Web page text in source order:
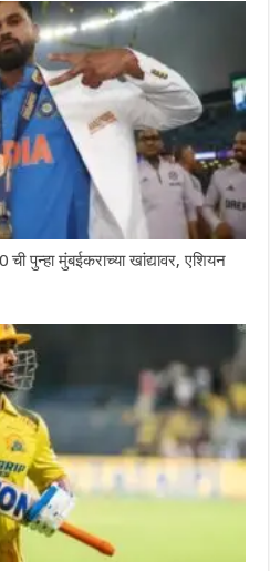
पुन्हा मुंबईकराच्या खांद्यावर, एशियन